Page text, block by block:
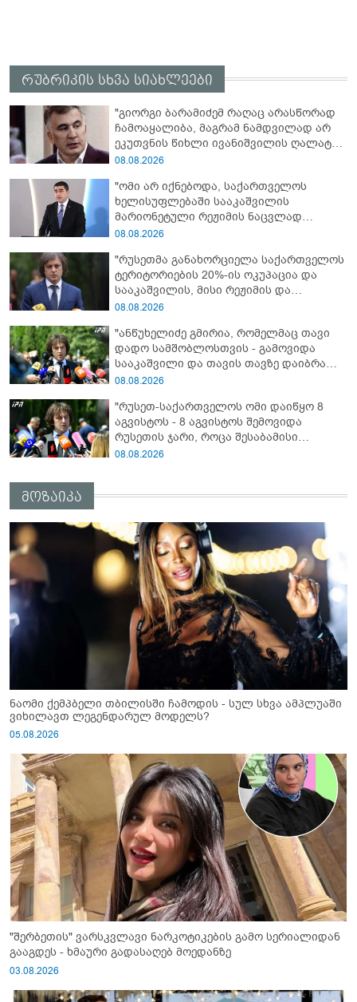
რუბრიკის სხვა სიახლეები
"გიორგი ბარამიძემ რაღაც არასწორად
ჩამოაყალიბა, მაგრამ ნამდვილად არ
ეკუთვნის წიხლი ივანიშვილის ღალატზე
დაფუძნებული დიქტატურის
მსმენია ქართველების მიერ ტყვეების
დახვრეტაზე"
08.08.2026
"ომი არ იქნებოდა, საქართველოს
ხელისუფლებაში სააკაშვილის
მარიონეტული რეჟიმის ნაცვლად
„ქართული ოცნების“ მსგავსი
2008 წლის ომი თუ არ იქნებოდა, დიდი
ალბათობით, არც უკრაინის ომი
იქნებოდა"
08.08.2026
"რუსეთმა განახორციელა საქართველოს
ტერიტორიების 20%-ის ოკუპაცია და
სააკაშვილის, მისი რეჟიმის და
„ნაცმოძრაობის“ ღალატი ვერანაირად
დანაშაული ჩვენი სახელმწიფოს წინაშე"
08.08.2026
"ანწუხელიძე გმირია, რომელმაც თავი
დადო სამშობლოსთვის - გამოვიდა
სააკაშვილი და თავის თავზე დაიბრალა
ანწუხელიძის გმირობა, სამარცხვინო
სააკაშვილისთვის შეგინებას თუ რაღაც
ამგვარს სთხოვდნენ მას"
08.08.2026
"რუსეთ-საქართველოს ომი დაიწყო 8
აგვისტოს - 8 აგვისტოს შემოვიდა
რუსეთის ჯარი, როცა შესაბამისი
განცხადება გააკეთა რუსეთის
რეჟიმმა დაბომბა ცხინვალი"
08.08.2026
მოზაიკა
ნაომი ქემპბელი თბილისში ჩამოდის - სულ სხვა ამპლუაში
ვიხილავთ ლეგენდარულ მოდელს?
05.08.2026
"შერბეთის" ვარსკვლავი ნარკოტიკების გამო სერიალიდან
გააგდეს - ხმაური გადასაღებ მოედანზე
03.08.2026